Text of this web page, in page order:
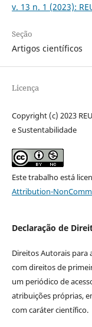
v. 13 n. 1 (2023):
Seção
Artigos científicos
Licença
Copyright (c) 2023
e Sustentabilidade
Este trabalho está
Attribution-
Declaração de
Direitos Autorais para
com direitos de
um periódico de
atribuições próprias,
com caráter científico.